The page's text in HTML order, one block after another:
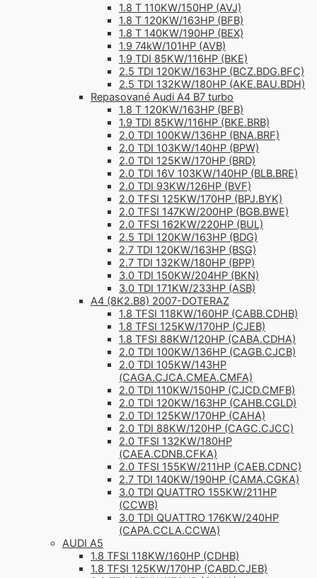
1.8 T 110KW/150HP (AVJ)
1.8 T 120KW/163HP (BFB)
1.8 T 140KW/190HP (BEX)
1.9 74kW/101HP (AVB)
1.9 TDI 85KW/116HP (BKE)
2.5 TDI 120KW/163HP (BCZ.BDG.BFC)
2.5 TDI 132KW/180HP (AKE.BAU.BDH)
Repasované Audi A4 B7 turbo
1.8 T 120KW/163HP (BFB)
1.9 TDI 85KW/116HP (BKE.BRB)
2.0 TDI 100KW/136HP (BNA.BRF)
2.0 TDI 103KW/140HP (BPW)
2.0 TDI 125KW/170HP (BRD)
2.0 TDI 16V 103KW/140HP (BLB.BRE)
2.0 TDI 93KW/126HP (BVF)
2.0 TFSI 125KW/170HP (BPJ.BYK)
2.0 TFSI 147KW/200HP (BGB.BWE)
2.0 TFSI 162KW/220HP (BUL)
2.5 TDI 120KW/163HP (BDG)
2.7 TDI 120KW/163HP (BSG)
2.7 TDI 132KW/180HP (BPP)
3.0 TDI 150KW/204HP (BKN)
3.0 TDI 171KW/233HP (ASB)
A4 (8K2.B8) 2007-DOTERAZ
1.8 TFSI 118KW/160HP (CABB.CDHB)
1.8 TFSI 125KW/170HP (CJEB)
1.8 TFSI 88KW/120HP (CABA.CDHA)
2.0 TDI 100KW/136HP (CAGB.CJCB)
2.0 TDI 105KW/143HP
(CAGA.CJCA.CMEA.CMFA)
2.0 TDI 110KW/150HP (CJCD.CMFB)
2.0 TDI 120KW/163HP (CAHB.CGLD)
2.0 TDI 125KW/170HP (CAHA)
2.0 TDI 88KW/120HP (CAGC.CJCC)
2.0 TFSI 132KW/180HP
(CAEA.CDNB.CFKA)
2.0 TFSI 155KW/211HP (CAEB.CDNC)
2.7 TDI 140KW/190HP (CAMA.CGKA)
3.0 TDI QUATTRO 155KW/211HP
(CCWB)
3.0 TDI QUATTRO 176KW/240HP
(CAPA.CCLA.CCWA)
AUDI A5
1.8 TFSI 118KW/160HP (CDHB)
1.8 TFSI 125KW/170HP (CABD.CJEB)